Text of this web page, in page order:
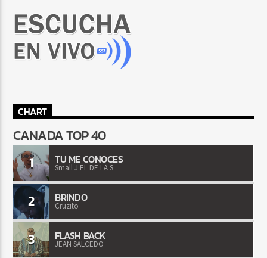
CHART
CANADA TOP 40
1 TU ME CONOCES
Small J EL DE LA S
2 BRINDO
Cruzito
3 FLASH BACK
JEAN SALCEDO